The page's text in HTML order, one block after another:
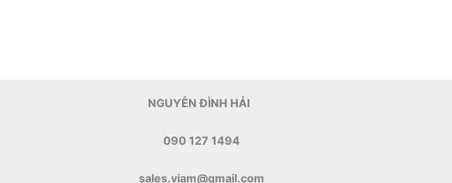
NGUYỄN ĐÌNH HẢI
090 127 1494
sales.viam@gmail.com